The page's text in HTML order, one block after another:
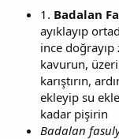
1. Badalan
ayıklayıp
ince
kavurun,
karıştırın,
ekleyip su
kadar pişirin
Badalan